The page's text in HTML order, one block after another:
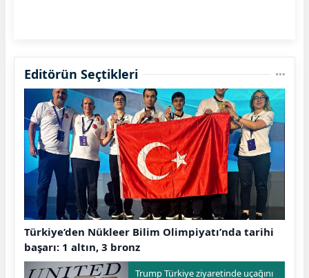
Editörün Seçtikleri
Türkiye’den Nükleer Bilim Olimpiyatı’nda tarihi
başarı: 1 altın, 3 bronz
Trump Türkiye ziyaretinde uçağını